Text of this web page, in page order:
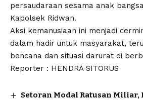
persaudaraan sesama anak
Kapolsek Ridwan.
Aksi kemanusiaan ini menjadi
dalam hadir untuk masyarakat,
bencana dan situasi darurat di
Reporter : HENDRA SITORUS
Setoran Modal Ratusan Miliar,